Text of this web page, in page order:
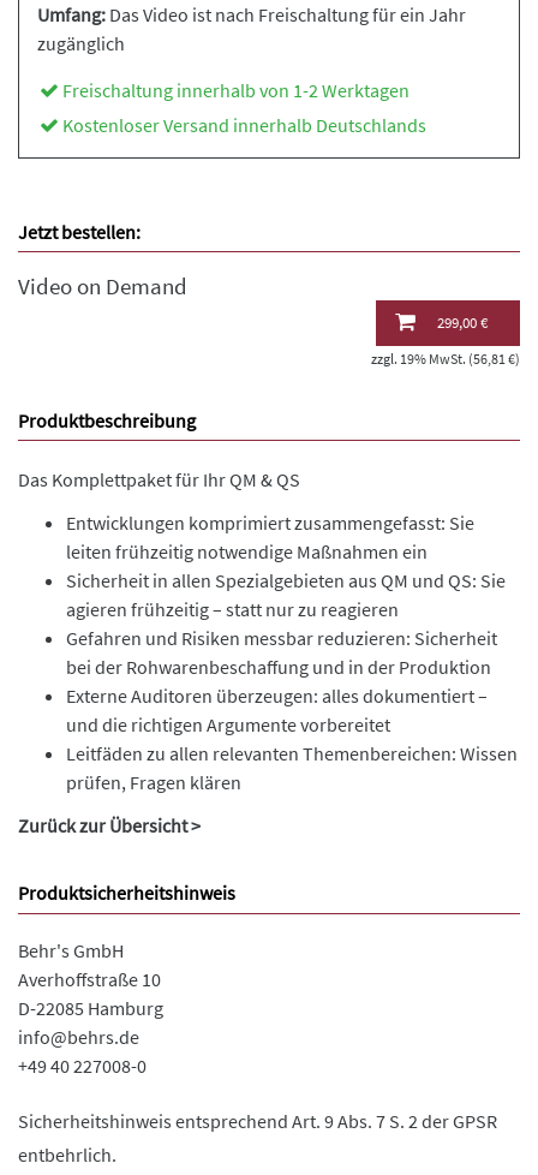
Umfang: Das Video ist nach Freischaltung für ein Jahr
zugänglich
Freischaltung innerhalb von 1-2 Werktagen
Kostenloser Versand innerhalb Deutschlands
Jetzt bestellen:
Video on Demand
299,00 €
zzgl. 19% MwSt. (56,81 €)
Produktbeschreibung
Das Komplettpaket für Ihr QM & QS
Entwicklungen komprimiert zusammengefasst: Sie
leiten frühzeitig notwendige Maßnahmen ein
Sicherheit in allen Spezialgebieten aus QM und QS: Sie
agieren frühzeitig – statt nur zu reagieren
Gefahren und Risiken messbar reduzieren: Sicherheit
bei der Rohwarenbeschaffung und in der Produktion
Externe Auditoren überzeugen: alles dokumentiert –
und die richtigen Argumente vorbereitet
Leitfäden zu allen relevanten Themenbereichen: Wissen
prüfen, Fragen klären
Zurück zur Übersicht >
Produktsicherheitshinweis
Behr's GmbH
Averhoffstraße 10
D-22085 Hamburg
info@behrs.de
+49 40 227008-0
Sicherheitshinweis entsprechend Art. 9 Abs. 7 S. 2 der GPSR
entbehrlich.